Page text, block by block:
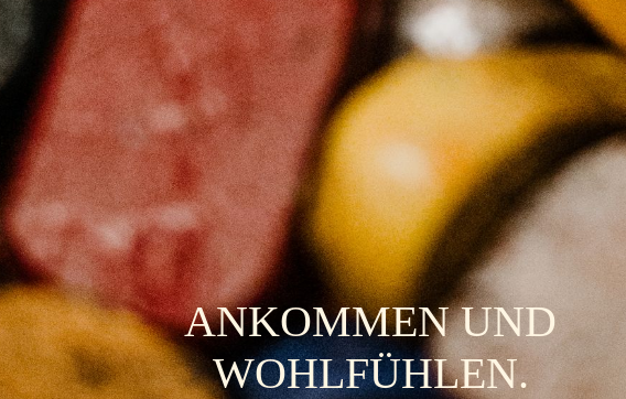
ANKOMMEN UND
WOHLFÜHLEN.